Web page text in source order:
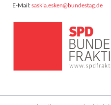
E-Mail:saskia.esken@bundestag.de
Navigation